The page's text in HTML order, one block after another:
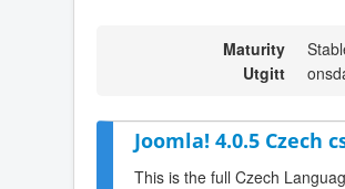
Maturity
Utgitt
Joomla! 4.0.5 Czech
This is the full Czech